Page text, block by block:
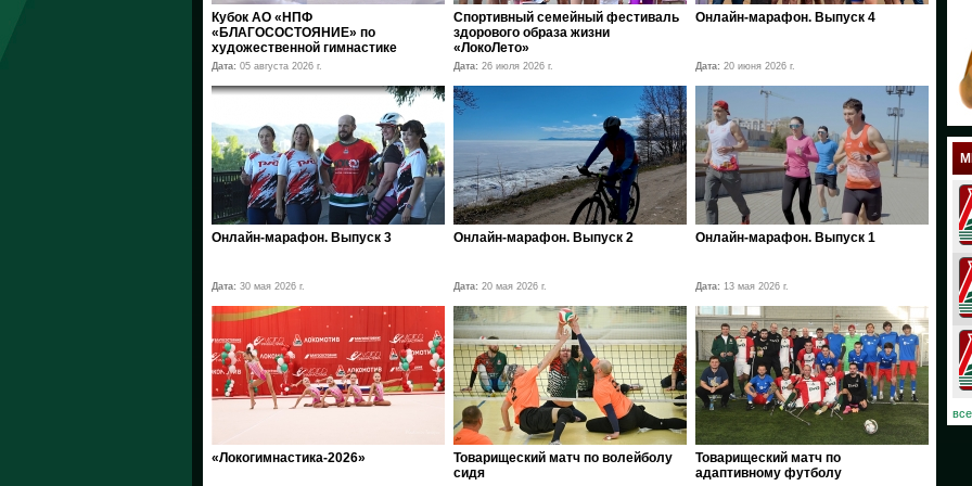
Кубок АО «НПФ
«БЛАГОСОСТОЯНИЕ» по
художественной гимнастике
Дата: 05 августа 2026 г.
Спортивный семейный фестиваль
здорового образа жизни
«ЛокоЛето»
Дата: 26 июля 2026 г.
Онлайн-марафон. Выпуск 4
Дата: 20 июня 2026 г.
Онлайн-марафон. Выпуск 3
Дата: 30 мая 2026 г.
Онлайн-марафон. Выпуск 2
Дата: 20 мая 2026 г.
Онлайн-марафон. Выпуск 1
Дата: 13 мая 2026 г.
«Локогимнастика-2026»
Товарищеский матч по волейболу
сидя
Товарищеский матч по
адаптивному футболу